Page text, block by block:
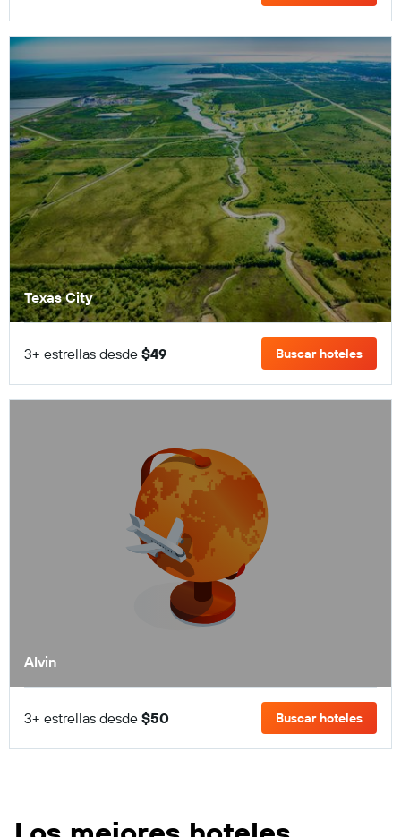
Texas City
3+ estrellas desde $49 Buscar hoteles
Alvin
3+ estrellas desde $50 Buscar hoteles